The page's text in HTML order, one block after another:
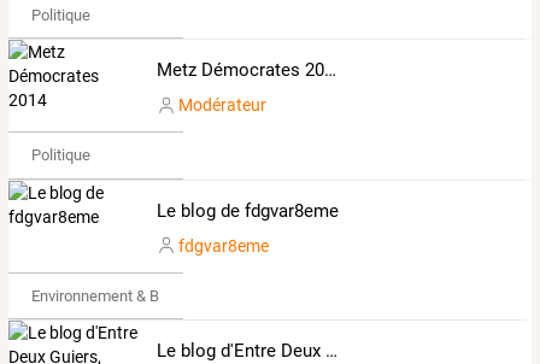
Politique
Metz Démocrates 2014
Modérateur
Politique
Le blog de fdgvar8eme
fdgvar8eme
Environnement & Bio
Le blog d'Entre Deux Guiers, autrement ... avec vous.